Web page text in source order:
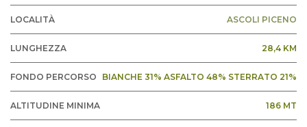
LOCALITÀ ASCOLI PICENO
LUNGHEZZA 28,4 KM
FONDO PERCORSO BIANCHE 31% ASFALTO 48% STERRATO 21%
ALTITUDINE MINIMA 186 MT